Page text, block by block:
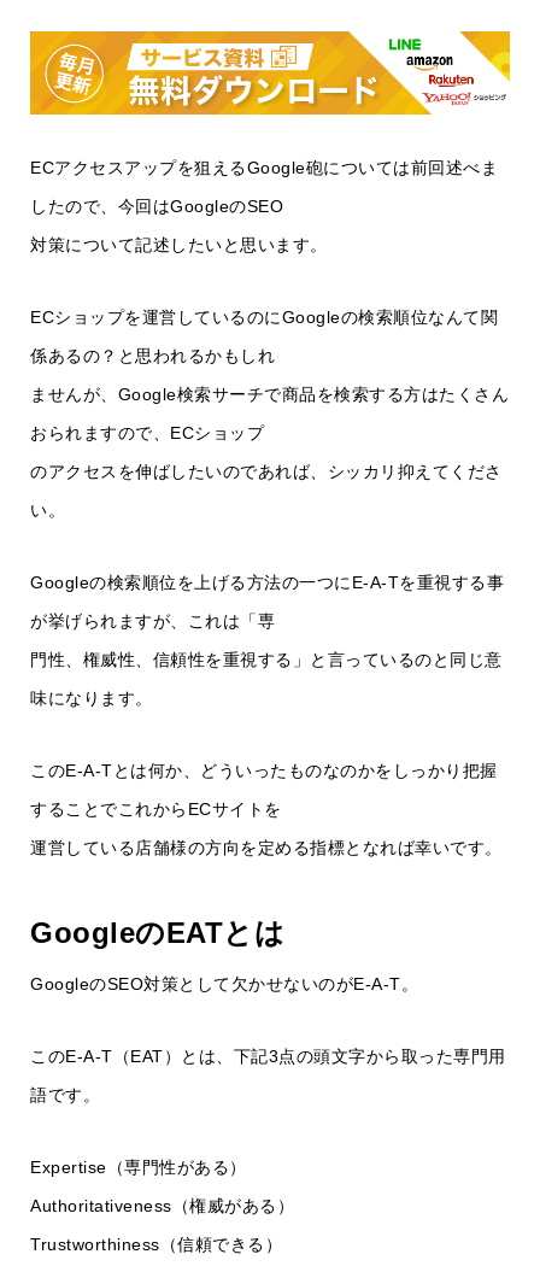
ECアクセスアップを狙えるGoogle砲については前回述べま
したので、今回はGoogleのSEO
対策について記述したいと思います。
ECショップを運営しているのにGoogleの検索順位なんて関
係あるの？と思われるかもしれ
ませんが、Google検索サーチで商品を検索する方はたくさん
おられますので、ECショップ
のアクセスを伸ばしたいのであれば、シッカリ抑えてくださ
い。
Googleの検索順位を上げる方法の一つにE-A-Tを重視する事
が挙げられますが、これは「専
門性、権威性、信頼性を重視する」と言っているのと同じ意
味になります。
このE-A-Tとは何か、どういったものなのかをしっかり把握
することでこれからECサイトを
運営している店舗様の方向を定める指標となれば幸いです。
GoogleのEATとは
GoogleのSEO対策として欠かせないのがE-A-T。
このE-A-T（EAT）とは、下記3点の頭文字から取った専門用
語です。
Expertise（専門性がある）
Authoritativeness（権威がある）
Trustworthiness（信頼できる）